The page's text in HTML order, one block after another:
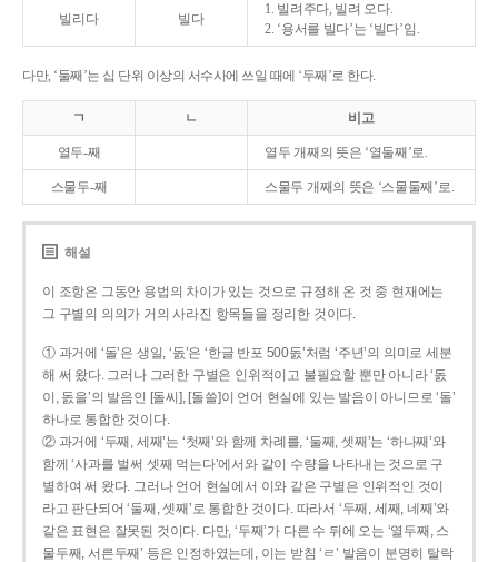
빌리다 빌다
1. 빌려주다, 빌려 오다.
2. ‘용서를 빌다’는 ‘빌다’임.
다만, ‘둘째’는 십 단위 이상의 서수사에 쓰일 때에 ‘두째’로 한다.
ㄱ ㄴ 비고
열두-째 열두 개째의 뜻은 ‘열둘째’로.
스물두-째 스물두 개째의 뜻은 ‘스물둘째’로.
해설
이 조항은 그동안 용법의 차이가 있는 것으로 규정해 온 것 중 현재에는
그 구별의 의의가 거의 사라진 항목들을 정리한 것이다.
① 과거에 ‘돌’은 생일, ‘돐’은 ‘한글 반포 500돐’처럼 ‘주년’의 의미로 세분
해 써 왔다. 그러나 그러한 구별은 인위적이고 불필요할 뿐만 아니라 ‘돐
이, 돐을’의 발음인 [돌씨], [돌쓸]이 언어 현실에 있는 발음이 아니므로 ‘돌’
하나로 통합한 것이다.
② 과거에 ‘두째, 세째’는 ‘첫째’와 함께 차례를, ‘둘째, 셋째’는 ‘하나째’와
함께 ‘사과를 벌써 셋째 먹는다’에서와 같이 수량을 나타내는 것으로 구
별하여 써 왔다. 그러나 언어 현실에서 이와 같은 구별은 인위적인 것이
라고 판단되어 ‘둘째, 셋째’로 통합한 것이다. 따라서 ‘두째, 세째, 네째’와
같은 표현은 잘못된 것이다. 다만, ‘두째’가 다른 수 뒤에 오는 ‘열두째, 스
물두째, 서른두째’ 등은 인정하였는데, 이는 받침 ‘ㄹ’ 발음이 분명히 탈락